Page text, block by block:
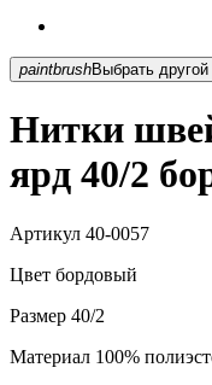
paintbrush
Нитки
ярд 40/2
Артикул 40-0057
Цвет бордовый
Размер 40/2
Материал 100%